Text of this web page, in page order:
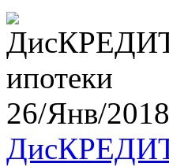
26/Янв/2018